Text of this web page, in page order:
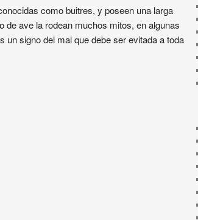
como buitres, y poseen una larga
de ave la rodean muchos mitos, en algunas
signo del mal que debe ser evitada a toda